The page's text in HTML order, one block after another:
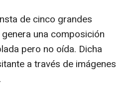
de cinco grandes
una composición
pero no oída. Dicha
a través de imágenes